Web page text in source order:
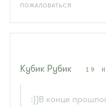
ПОЖАЛОВАТЬСЯ
Кубик Рубик 19
:))В конце